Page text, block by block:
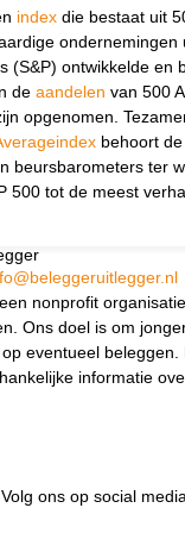
index die bestaat uit
ondernemingen
(S&P) ontwikkelde en
de aandelen van 500
opgenomen.
behoort
beursbarometers ter
500 tot de meest
nonprofit
Ons doel is om
eventueel beleggen.
informatie
Volg ons op social